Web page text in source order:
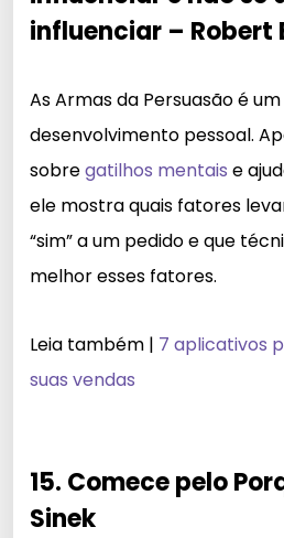
influenciar – Robert
As Armas da Persuasão é
desenvolvimento pessoal.
sobregatilhos mentais e
ele mostra quais fatores
“sim” a um pedido e que
melhor esses fatores.
Leia também | 7 aplicativos
suas vendas
15. Comece pelo
Sinek